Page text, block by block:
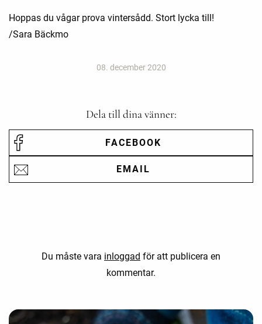
Hoppas du vågar prova vintersådd. Stort lycka till!
/Sara Bäckmo
08. december 2020
Dela till dina vänner:
FACEBOOK
EMAIL
Du måste vara inloggad för att publicera en
kommentar.